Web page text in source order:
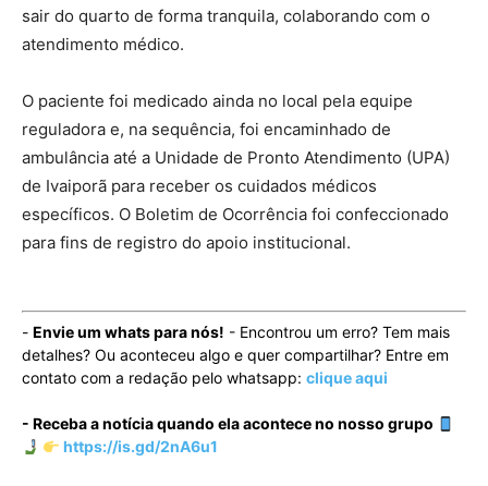
sair do quarto de forma tranquila, colaborando com o
atendimento médico.
O paciente foi medicado ainda no local pela equipe
reguladora e, na sequência, foi encaminhado de
ambulância até a Unidade de Pronto Atendimento (UPA)
de Ivaiporã para receber os cuidados médicos
específicos. O Boletim de Ocorrência foi confeccionado
para fins de registro do apoio institucional.
- Envie um whats para nós! - Encontrou um erro? Tem mais
detalhes? Ou aconteceu algo e quer compartilhar? Entre em
contato com a redação pelo whatsapp: clique aqui
- Receba a notícia quando ela acontece no nosso grupo
https://is.gd/2nA6u1